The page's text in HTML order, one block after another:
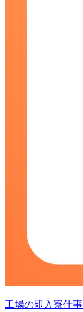
工場の即入寮仕